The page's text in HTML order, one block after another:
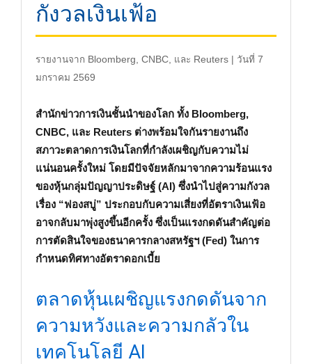
กังวลเงินเฟ้อ
รายงานจาก Bloomberg, CNBC, และ Reuters | วันที่ 7
มกราคม 2569
สำนักข่าวการเงินชั้นนำของโลก ทั้ง Bloomberg,
CNBC, และ Reuters ต่างพร้อมใจกันรายงานถึง
สภาวะตลาดการเงินโลกที่กำลังเผชิญกับความไม่
แน่นอนครั้งใหม่ โดยมีปัจจัยหลักมาจากความร้อนแรง
ของหุ้นกลุ่มปัญญาประดิษฐ์ (AI) ซึ่งนำไปสู่ความกังวล
เรื่อง “ฟองสบู่” ประกอบกับความเสี่ยงที่อัตราเงินเฟ้อ
อาจกลับมาพุ่งสูงขึ้นอีกครั้ง ซึ่งเป็นแรงกดดันสำคัญต่อ
การตัดสินใจของธนาคารกลางสหรัฐฯ (Fed) ในการ
กำหนดทิศทางอัตราดอกเบี้ย
ตลาดหุ้นเผชิญแรงกดดันจาก
ความหวังและความกลัวใน
เทคโนโลยี AI